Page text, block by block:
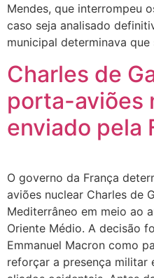
Mendes, que interrompeu
caso seja analisado
municipal determinava
Charles de
porta-aviões
enviado pela
O governo da França
aviões nuclear Charles de
Mediterrâneo em meio ao
Oriente Médio. A decisão
Emmanuel Macron como
reforçar a presença militar